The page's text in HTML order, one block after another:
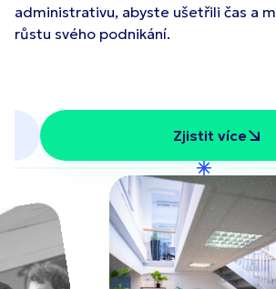
administrativu, abyste ušetřili čas a
růstu svého podnikání.
Zjistit více